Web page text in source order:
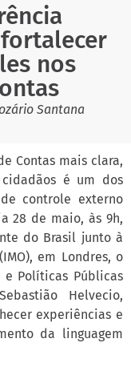
nos
Santana
Contas mais clara,
é um dos
controle externo
28 de maio, às 9h,
do Brasil junto à
em Londres, o
e Políticas Públicas
Helvecio,
experiências e
da linguagem